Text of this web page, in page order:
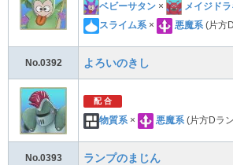
ベビーサタン ×
メイジド
スライム系 × 悪魔系 (片方
No.0392 よろいのきし
配 合
物質系 × 悪魔系 (片方Dラ
No.0393 ランプのまじん